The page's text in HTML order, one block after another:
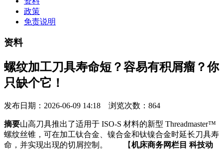
政策
免责说明
资料
螺纹加工刀具寿命短？容易有积屑瘤？你
只缺个它！
发布日期：2026-06-09 14:18 浏览次数： 864
摘要山高刀具推出了适用于 ISO-S 材料的新型 Threadmaster™
螺纹丝锥，可在加工钛合金、镍合金和钛镍合金时延长刀具寿
命，并实现出现的切屑控制。 【机床商务网栏目 科技动